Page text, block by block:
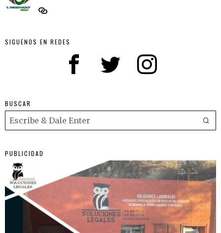
SIGUENOS EN REDES
BUSCAR
PUBLICIDAD